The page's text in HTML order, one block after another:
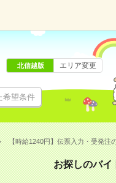
希望条件
北信越版 エリア変更
【時給1240円】伝票入力・受発注
お探しのバイ